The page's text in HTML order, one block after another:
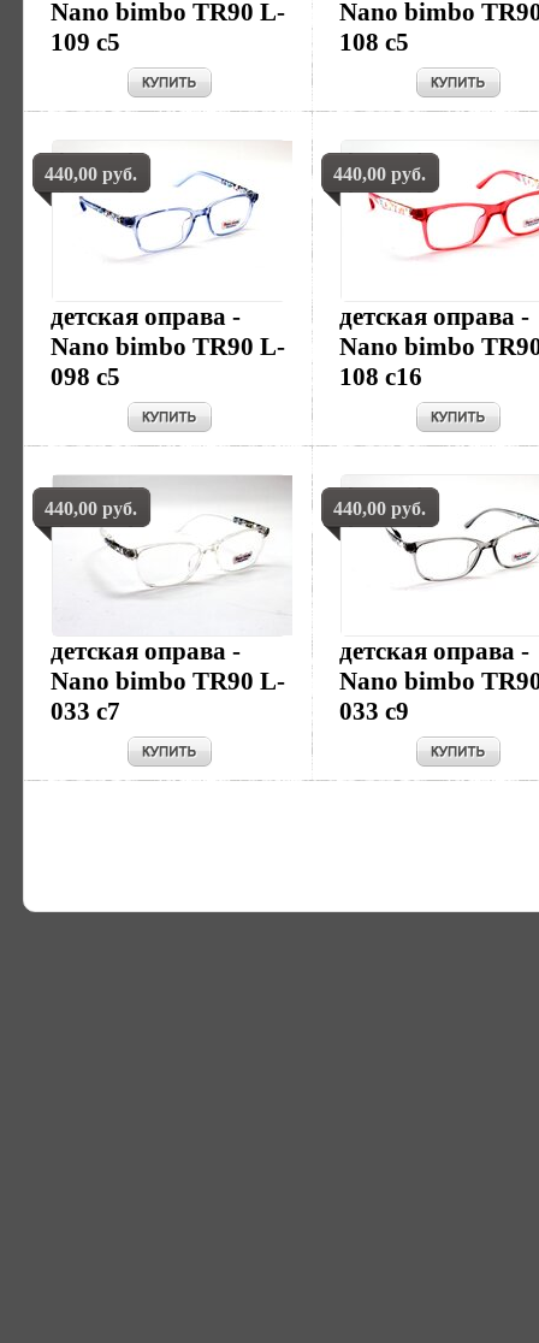
Nano bimbo TR90 L-
109 c5
Nano bimbo
108 c5
детская оправа -
Nano bimbo TR90 L-
098 c5
440,00 руб.
детская оправа -
Nano bimbo
108 c16
440,00 руб.
детская оправа -
Nano bimbo TR90 L-
033 c7
440,00 руб.
детская оправа -
Nano bimbo
033 c9
440,00 руб.